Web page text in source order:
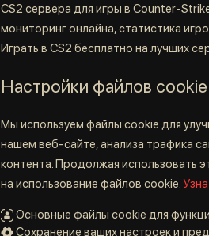
CS2 сервера для игры в Counter-
мониторинг онлайна, статистика
Играть в CS2 бесплатно на лучших
Настройки файлов cookie
Мы используем файлы cookie для
нашем веб-сайте, анализа трафика
контента. Продолжая использовать
на использование файлов cookie.
Основные файлы cookie для
Сохранение ваших настроек и